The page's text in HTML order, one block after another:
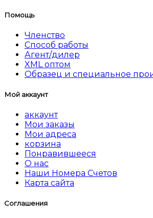
Помощь
Членство
Способ работы
Агент/дилер
XML оптом
Образец и специальное
Мой аккаунт
аккаунт
Мои заказы
Мои адреса
корзина
Понравившееся
О нас
Наши Номера Счетов
Карта сайта
Соглашения